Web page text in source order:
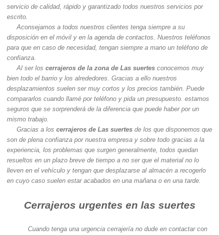
servicio de calidad, rápido y garantizado todos nuestros servicios por
escrito.
Aconsejamos a todos nuestros clientes tenga siempre a su
disposición en el móvil y en la agenda de contactos. Nuestros teléfonos
para que en caso de necesidad, tengan siempre a mano un teléfono de
confianza.
Al ser los cerrajeros de la zona de Las suertes conocemos muy
bien todo el barrio y los alrededores. Gracias a ello nuestros
desplazamientos suelen ser muy cortos y los precios también. Puede
compararlos cuando llamé por teléfono y pida un presupuesto. estamos
seguros que se sorprenderá de la diferencia que puede haber por un
mismo trabajo.
Gracias a los cerrajeros de Las suertes de los que disponemos que
son de plena confianza por nuestra empresa y sobre todo gracias a la
experiencia, los problemas que surgen generalmente, todos quedan
resueltos en un plazo breve de tiempo a no ser que el material no lo
lleven en el vehículo y tengan que desplazarse al almacén a recogerlo
en cuyo caso suelen estar acabados en una mañana o en una tarde.
Cerrajeros urgentes en las suertes
Cuando tenga una urgencia cerrajería no dude en contactar con